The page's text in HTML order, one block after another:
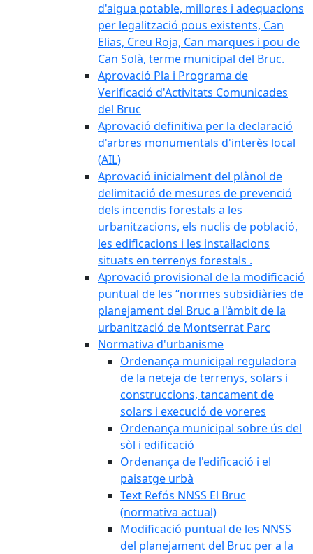
d'aigua potable, millores i adequacions
per legalització pous existents, Can
Elias, Creu Roja, Can marques i pou de
Can Solà, terme municipal del Bruc.
Aprovació Pla i Programa de
Verificació d'Activitats Comunicades
del Bruc
Aprovació definitiva per la declaració
d'arbres monumentals d'interès local
(AIL)
Aprovació inicialment del plànol de
delimitació de mesures de prevenció
dels incendis forestals a les
urbanitzacions, els nuclis de població,
les edificacions i les instal·lacions
situats en terrenys forestals .
Aprovació provisional de la modificació
puntual de les “normes subsidiàries de
planejament del Bruc a l'àmbit de la
urbanització de Montserrat Parc
Normativa d'urbanisme
Ordenança municipal reguladora
de la neteja de terrenys, solars i
construccions, tancament de
solars i execució de voreres
Ordenança municipal sobre ús del
sòl i edificació
Ordenança de l'edificació i el
paisatge urbà
Text Refós NNSS El Bruc
(normativa actual)
Modificació puntual de les NNSS
del planejament del Bruc per a la